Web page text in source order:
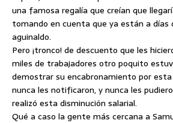
una famosa regalía que creían que
tomando en cuenta que ya están a días
aguinaldo.
Pero ¡tronco! de descuento que les
miles de trabajadores otro poquito
demostrar su encabronamiento por esta
nunca les notificaron, y nunca les
realizó esta disminución salarial.
Qué a caso la gente más cercana a